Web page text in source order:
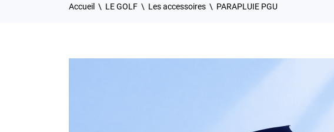
Accueil LE GOLF Les accessoires PARAPLUIE PGU